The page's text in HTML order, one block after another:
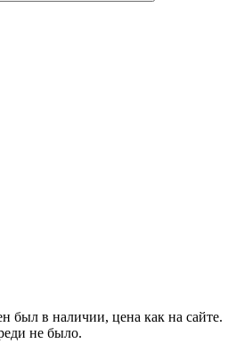
был в наличии, цена как на сайте.
не было.